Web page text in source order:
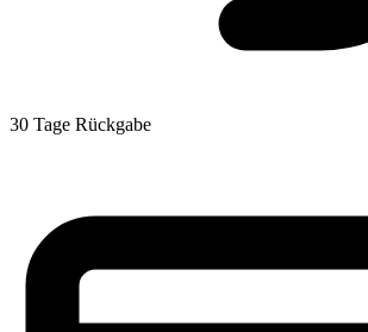
30 Tage Rückgabe